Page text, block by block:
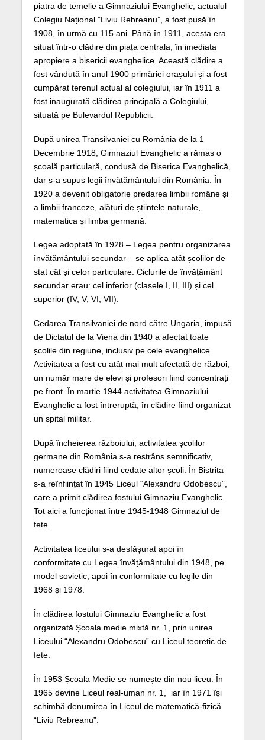
piatra de temelie a Gimnaziului Evanghelic, actualul
Colegiu Național ”Liviu Rebreanu”, a fost pusă în
1908, în urmă cu 115 ani. Până în 1911, acesta era
situat într-o clădire din piața centrala, în imediata
apropiere a bisericii evanghelice. Această clădire a
fost vândută în anul 1900 primăriei orașului și a fost
cumpărat terenul actual al colegiului, iar în 1911 a
fost inaugurată clădirea principală a Colegiului,
situată pe Bulevardul Republicii.
După unirea Transilvaniei cu România de la 1
Decembrie 1918, Gimnaziul Evanghelic a rămas o
școală particulară, condusă de Biserica Evanghelică,
dar s-a supus legii învățământului din România. În
1920 a devenit obligatorie predarea limbii române și
a limbii franceze, alături de științele naturale,
matematica și limba germană.
Legea adoptată în 1928 – Legea pentru organizarea
învățământului secundar – se aplica atât școlilor de
stat cât și celor particulare. Ciclurile de învățământ
secundar erau: cel inferior (clasele I, II, III) și cel
superior (IV, V, VI, VII).
Cedarea Transilvaniei de nord către Ungaria, impusă
de Dictatul de la Viena din 1940 a afectat toate
școlile din regiune, inclusiv pe cele evanghelice.
Activitatea a fost cu atât mai mult afectată de război,
un număr mare de elevi și profesori fiind concentrați
pe front. În martie 1944 activitatea Gimnaziului
Evanghelic a fost întreruptă, în clădire fiind organizat
un spital militar.
După încheierea războiului, activitatea școlilor
germane din România s-a restrâns semnificativ,
numeroase clădiri fiind cedate altor școli. În Bistrița
s-a reînființat în 1945 Liceul “Alexandru Odobescu”,
care a primit clădirea fostului Gimnaziu Evanghelic.
Tot aici a funcționat între 1945-1948 Gimnaziul de
fete.
Activitatea liceului s-a desfășurat apoi în
conformitate cu Legea învățământului din 1948, pe
model sovietic, apoi în conformitate cu legile din
1968 și 1978.
În clădirea fostului Gimnaziu Evanghelic a fost
organizată Școala medie mixtă nr. 1, prin unirea
Liceului “Alexandru Odobescu” cu Liceul teoretic de
fete.
În 1953 Școala Medie se numește din nou liceu. În
1965 devine Liceul real-uman nr. 1, iar în 1971 își
schimbă denumirea în Liceul de matematică-fizică
“Liviu Rebreanu”.